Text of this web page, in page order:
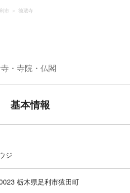
市 徳蔵寺
・寺院・仏閣
基本情報
ジ
栃木県足利市猿田町